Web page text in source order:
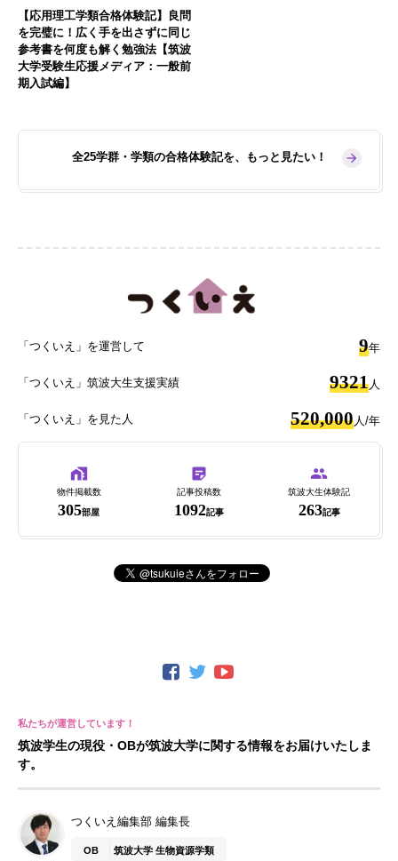
【応用理工学類合格体験記】良問
を完璧に！広く手を出さずに同じ
参考書を何度も解く勉強法【筑波
大学受験生応援メディア：一般前
期入試編】
全25学群・学類の合格体験記を、もっと見たい！
「つくいえ」を運営して 9年
「つくいえ」筑波大生支援実績 9321人
「つくいえ」を見た人 520,000人/年
物件掲載数
305部屋
記事投稿数
1092記事
筑波大生体験記
263記事
筑波学生の現役・OBが筑波大学に関する情報をお届けいたしま
す。
つくいえ編集部 編集長
OB 筑波大学 生物資源学類